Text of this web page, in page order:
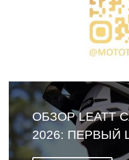
ОБЗОР LEATT
2026: ПЕРВЫЙ
ВСТРОЕННОЙ